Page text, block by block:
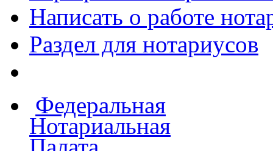
Написать о работе
Раздел для нотариусов
Федеральная
Нотариальная